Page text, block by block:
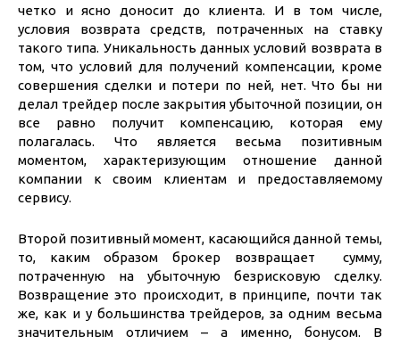
четко и ясно доносит до клиента. И в том числе,
условия возврата средств, потраченных на ставку
такого типа. Уникальность данных условий возврата в
том, что условий для получений компенсации, кроме
совершения сделки и потери по ней, нет. Что бы ни
делал трейдер после закрытия убыточной позиции, он
все равно получит компенсацию, которая ему
полагалась. Что является весьма позитивным
моментом, характеризующим отношение данной
компании к своим клиентам и предоставляемому
сервису.
Второй позитивный момент, касающийся данной темы,
то, каким образом брокер возвращает сумму,
потраченную на убыточную безрисковую сделку.
Возвращение это происходит, в принципе, почти так
же, как и у большинства трейдеров, за одним весьма
значительным отличием – а именно, бонусом. В